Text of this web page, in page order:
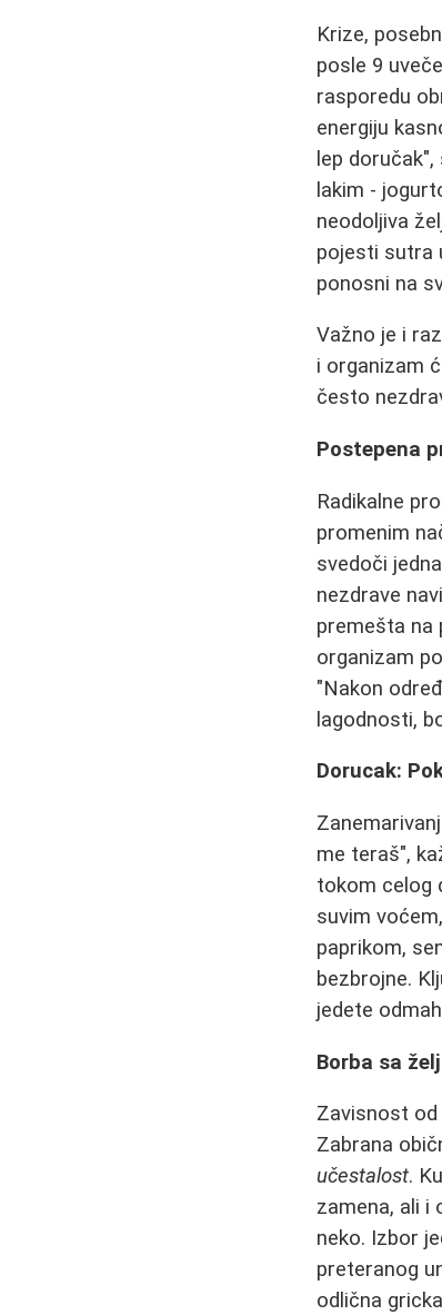
Krize,
posle 9
rasporedu
energiju
lep
lakim -
neodoljiva
pojesti sutra
ponosni na
Važno je i
i organizam
često
Postepena
Radikalne
promenim
svedoči
nezdrave
premešta na
organizam
"Nakon
lagodnosti,
Dorucak:
me teraš",
tokom celog
suvim
paprikom,
bezbrojne.
jedete
Borba sa
Zavisnost od
Zabrana
učestalost.
zamena, ali i
neko. Izbor
preteranog
odlična